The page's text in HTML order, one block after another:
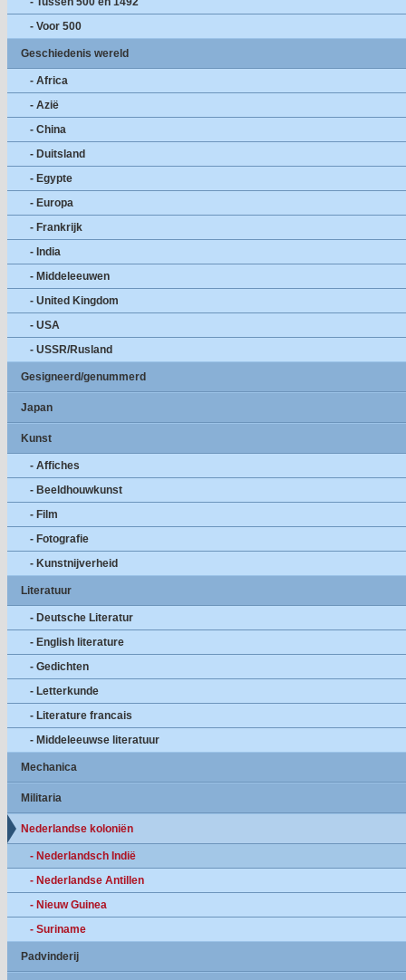
- Voor 500
Geschiedenis wereld
- Africa
- Azië
- China
- Duitsland
- Egypte
- Europa
- Frankrijk
- India
- Middeleeuwen
- United Kingdom
- USA
- USSR/Rusland
Gesigneerd/genummerd
Japan
Kunst
- Affiches
- Beeldhouwkunst
- Film
- Fotografie
- Kunstnijverheid
Literatuur
- Deutsche Literatur
- English literature
- Gedichten
- Letterkunde
- Literature francais
- Middeleeuwse literatuur
Mechanica
Militaria
Nederlandse koloniën
- Nederlandsch Indië
- Nederlandse Antillen
- Nieuw Guinea
- Suriname
Padvinderij